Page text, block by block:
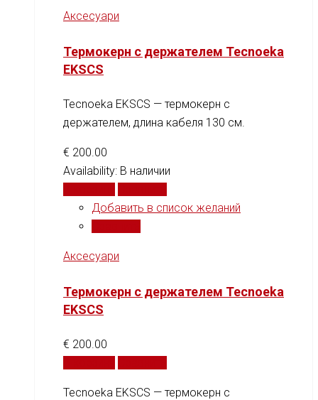
Аксесуари
Термокерн с держателем Tecnoeka
EKSCS
Tecnoeka EKSCS — термокерн с
держателем, длина кабеля 130 см.
€ 200.00
Availability: В наличии
Добавить в список желаний
Аксесуари
Термокерн с держателем Tecnoeka
EKSCS
€ 200.00
Tecnoeka EKSCS — термокерн с